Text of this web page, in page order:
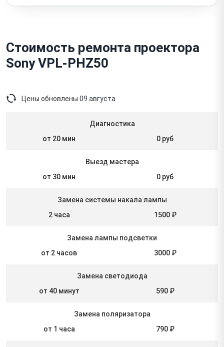
Стоимость ремонта проектора
Sony VPL-PHZ50
Цены обновлены 09 августа
Диагностика
от 20 мин
0 руб
Выезд мастера
от 30 мин
0 руб
Замена системы накала лампы
2 часа
1500 ₽
Замена лампы подсветки
от 2 часов
3000 ₽
Замена светодиода
от 40 минут
590 ₽
Замена поляризатора
от 1 часа
790 ₽